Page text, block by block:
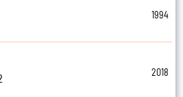
1994
2018